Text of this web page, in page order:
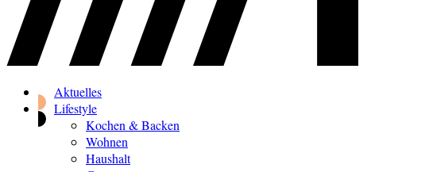
Aktuelles
Lifestyle
Kochen & Backen
Wohnen
Haushalt